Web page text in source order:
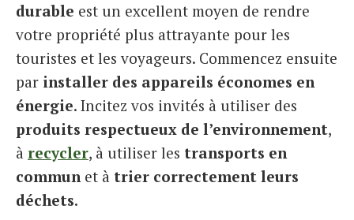
durable est un excellent moyen de rendre
votre propriété plus attrayante pour les
touristes et les voyageurs. Commencez ensuite
par installer des appareils économes en
énergie. Incitez vos invités à utiliser des
produits respectueux de l’environnement,
à recycler, à utiliser les transports en
communet à trier correctement leurs
déchets.